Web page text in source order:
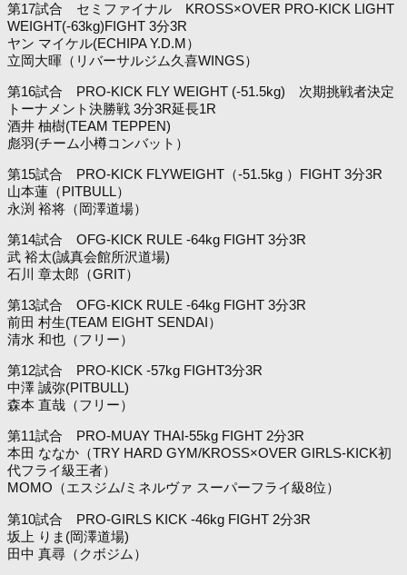
第17試合 セミファイナル KROSS×OVER PRO-KICK LIGHT
WEIGHT(-63kg)FIGHT 3分3R
ヤン マイケル(ECHIPA Y.D.M）
立岡大暉（リバーサルジム久喜WINGS）
第16試合 PRO-KICK FLY WEIGHT (-51.5kg) 次期挑戦者決定
トーナメント決勝戦 3分3R延長1R
酒井 柚樹(TEAM TEPPEN)
彪羽(チーム小樽コンバット）
第15試合 PRO-KICK FLYWEIGHT（-51.5kg ）FIGHT 3分3R
山本蓮（PITBULL）
永渕 裕将（岡澤道場）
第14試合 OFG-KICK RULE -64kg FIGHT 3分3R
武 裕太(誠真会館所沢道場)
石川 章太郎（GRIT）
第13試合 OFG-KICK RULE -64kg FIGHT 3分3R
前田 村生(TEAM EIGHT SENDAI）
清水 和也（フリー）
第12試合 PRO-KICK -57kg FIGHT3分3R
中澤 誠弥(PITBULL)
森本 直哉（フリー）
第11試合 PRO-MUAY THAI-55kg FIGHT 2分3R
本田 ななか（TRY HARD GYM/KROSS×OVER GIRLS-KICK初
代フライ級王者）
MOMO（エスジム/ミネルヴァ スーパーフライ級8位）
第10試合 PRO-GIRLS KICK -46kg FIGHT 2分3R
坂上 りま(岡澤道場)
田中 真尋（クボジム）